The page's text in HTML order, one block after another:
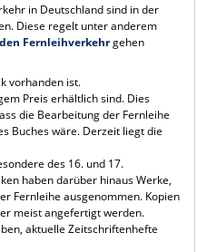
in Deutschland sind in der
Diese regelt unter anderem
Fernleihverkehrgehen
vorhanden ist.
Preis erhältlich sind. Dies
die Bearbeitung der Fernleihe
Buches wäre. Derzeit liegt die
des 16. und 17.
haben darüber hinaus Werke,
Fernleihe ausgenommen. Kopien
meist angefertigt werden.
aktuelle Zeitschriftenhefte